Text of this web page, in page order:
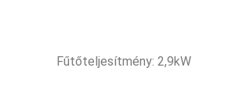
Fűtőteljesítmény: 2,9kW